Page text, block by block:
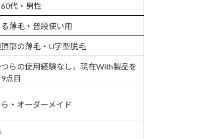
代・男性
薄毛・普段使い用
部の薄毛・U字型脱毛
らの使用経験なし。現在With製品を
点目
・オーダーメイド